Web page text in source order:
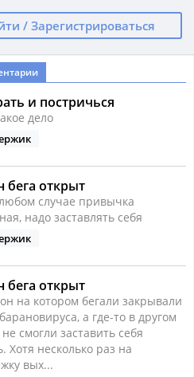
/ Зарегистрироваться
и постричься
дело
бега открыт
случае привычка
надо заставлять себя
бега открыт
на котором бегали закрывали
а где-то в другом
смогли заставить себя
Хотя несколько раз на
вых...